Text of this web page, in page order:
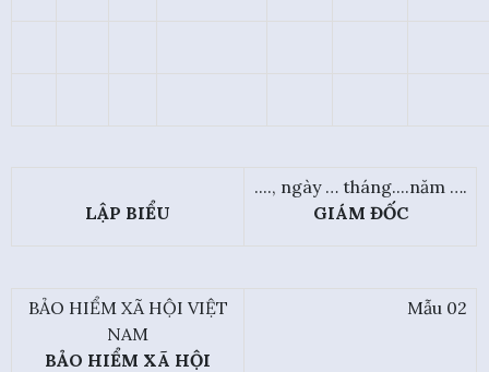
LẬP BIỂU
...., ngày … tháng....năm ….
GIÁM ĐỐC
BẢO HIỂM XÃ HỘI VIỆT
NAM
BẢO HIỂM XÃ HỘI
Mẫu 02